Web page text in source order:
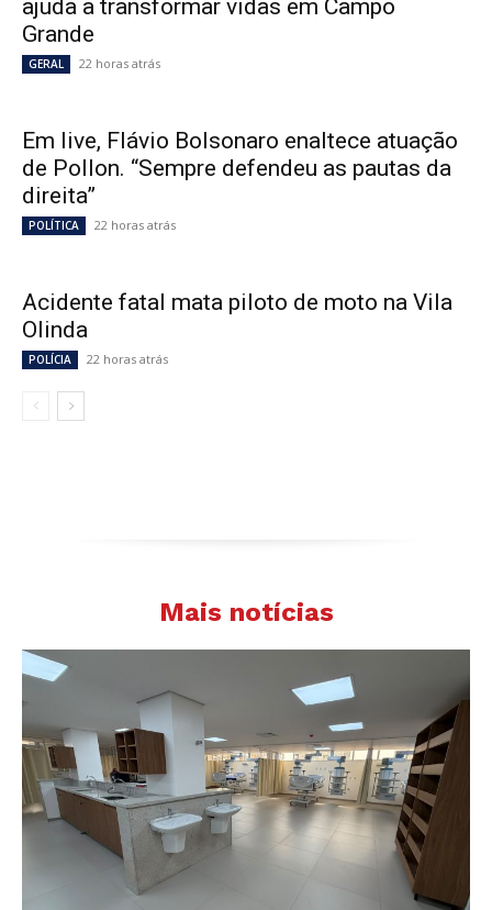
ajuda a transformar vidas em Campo
Grande
GERAL 22 horas atrás
Em live, Flávio Bolsonaro enaltece atuação
de Pollon. “Sempre defendeu as pautas da
direita”
POLÍTICA 22 horas atrás
Acidente fatal mata piloto de moto na Vila
Olinda
POLÍCIA 22 horas atrás
Mais notícias